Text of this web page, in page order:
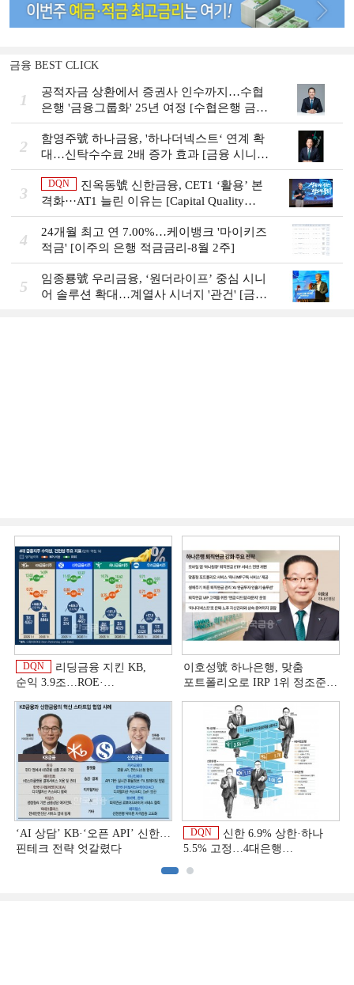
금융 BEST CLICK
1
공적자금 상환에서 증권사 인수까지…수협
은행 '금융그룹화' 25년 여정 [수협은행 금융
그룹의 꿈①]
2
함영주號 하나금융, '하나더넥스트‘ 연계 확
대…신탁수수료 2배 증가 효과 [금융 시니어
비즈니스 돋보기]
3
DQN
진옥동號 신한금융, CET1 ‘활용’ 본
격화···AT1 늘린 이유는 [Capital Quality
Review]
4
24개월 최고 연 7.00%…케이뱅크 '마이키즈
적금' [이주의 은행 적금금리-8월 2주]
5
임종룡號 우리금융, ‘원더라이프’ 중심 시니
어 솔루션 확대…계열사 시너지 '관건' [금융
DQN
리딩금융 지킨 KB,
순익 3.9조…ROE·
상반기 금융 리그테이블]
이호성號 하나은행, 맞춤
포트폴리오로 IRP 1위 정조준
‘AI 상담’ KB·‘오픈 API’ 신한…
핀테크 전략 엇갈렸다
DQN
신한 6.9% 상한·하나
5.5% 고정…4대은행